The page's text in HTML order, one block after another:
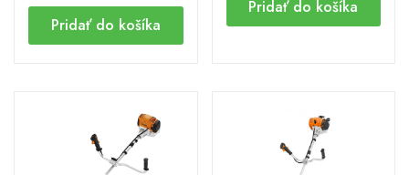
Pridať do košíka
Pridať do košíka